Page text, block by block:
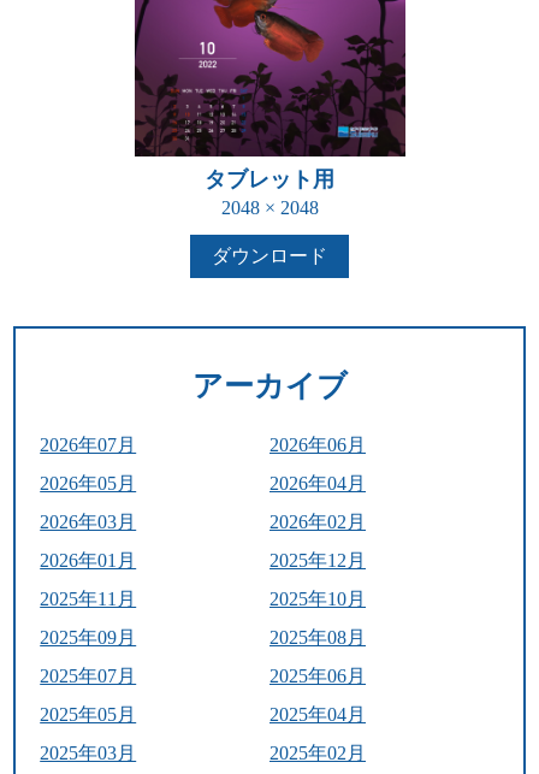
タブレット用
2048 × 2048
ダウンロード
アーカイブ
2026年07月
2026年06月
2026年05月
2026年04月
2026年03月
2026年02月
2026年01月
2025年12月
2025年11月
2025年10月
2025年09月
2025年08月
2025年07月
2025年06月
2025年05月
2025年04月
2025年03月
2025年02月